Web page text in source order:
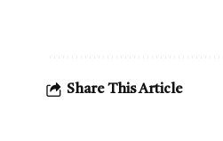
Share This Article